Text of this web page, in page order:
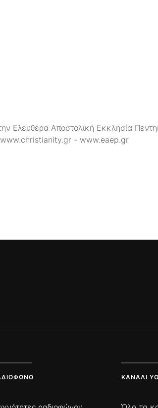
Ελευθέρα Αποστολική Εκκλησία
- www.eaep.gr
ΚΑΝΆΛΙ